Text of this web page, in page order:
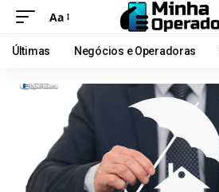
Aa
Últimas Negócios e Operadoras